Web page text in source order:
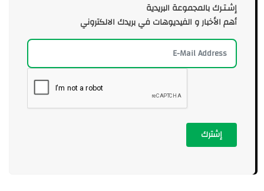
إشـتـرك بالمجموعة البريدية
أهم الأخبار و الفيديوهات في بريدك الالكتروني
إشترك